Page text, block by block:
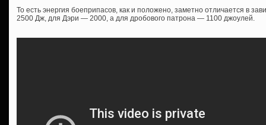
То есть энергия боеприпасов, как и положено, заметно отличается в
2500 Дж, для Дэри — 2000, а для дробового патрона — 1100 джоулей.